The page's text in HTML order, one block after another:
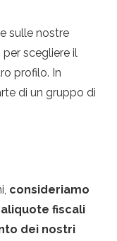
sulle nostre
scegliere il
profilo. In
di un gruppo di
consideriamo
fiscali
dei nostri